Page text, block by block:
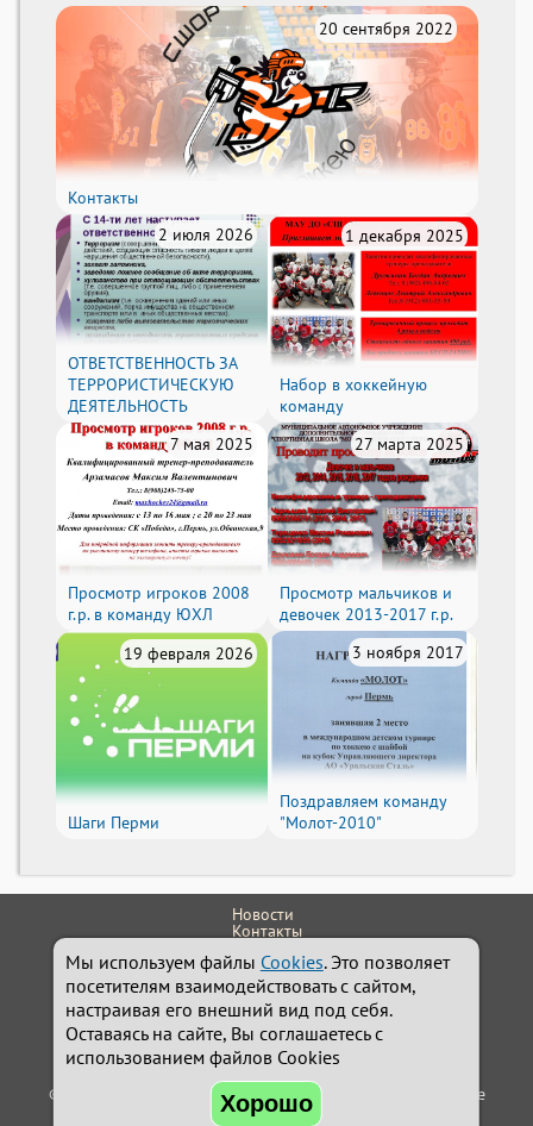
20 сентября 2022
Контакты
2 июля 2026
ОТВЕТСТВЕННОСТЬ ЗА
ТЕРРОРИСТИЧЕСКУЮ
ДЕЯТЕЛЬНОСТЬ
1 декабря 2025
Набор в хоккейную
команду
7 мая 2025
Просмотр игроков 2008
г.р. в команду ЮХЛ
27 марта 2025
Просмотр мальчиков и
девочек 2013-2017 г.р.
19 февраля 2026
Шаги Перми
3 ноября 2017
Поздравляем команду
"Молот-2010"
Новости
Контакты
+7 (342) 242-24-32Администратор
school.molot@yandex.ru
Сайт работает на системеHoldek Sport v1.17.46
© Разработка: Александр Косачёвholdek.ru
© 2022-2026 МАУ ДО "СШ "Молот" по хоккею г.Перми". Все
права защищены.
Мы используем файлы Cookies. Это позволяет
посетителям взаимодействовать с сайтом,
настраивая его внешний вид под себя.
Оставаясь на сайте, Вы соглашаетесь с
использованием файлов Cookies
Хорошо